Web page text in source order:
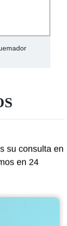
su consulta en
en 24